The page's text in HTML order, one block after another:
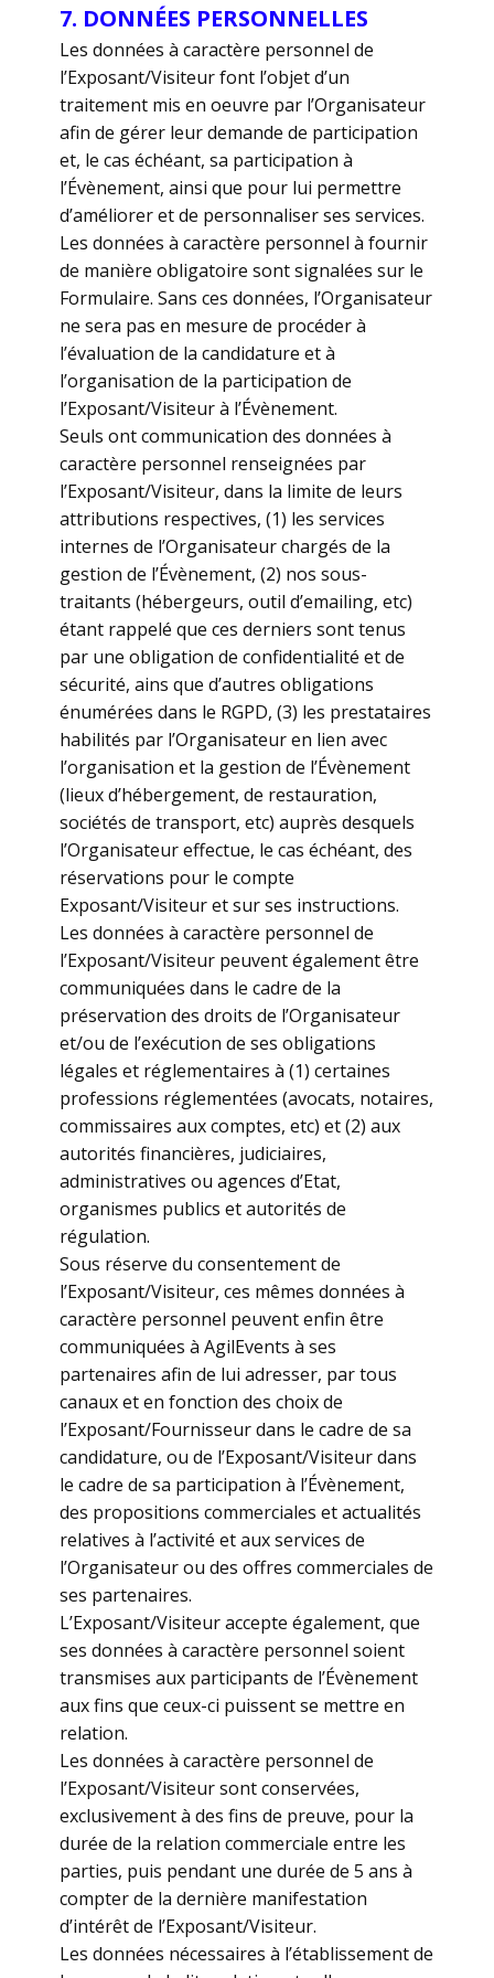
7. DONNÉES PERSONNELLES
Les données à caractère personnel de
l’Exposant/Visiteur font l’objet d’un
traitement mis en oeuvre par l’Organisateur
afin de gérer leur demande de participation
et, le cas échéant, sa participation à
l’Évènement, ainsi que pour lui permettre
d’améliorer et de personnaliser ses services.
Les données à caractère personnel à fournir
de manière obligatoire sont signalées sur le
Formulaire. Sans ces données, l’Organisateur
ne sera pas en mesure de procéder à
l’évaluation de la candidature et à
l’organisation de la participation de
l’Exposant/Visiteur à l’Évènement.
Seuls ont communication des données à
caractère personnel renseignées par
l’Exposant/Visiteur, dans la limite de leurs
attributions respectives, (1) les services
internes de l’Organisateur chargés de la
gestion de l’Évènement, (2) nos sous-
traitants (hébergeurs, outil d’emailing, etc)
étant rappelé que ces derniers sont tenus
par une obligation de confidentialité et de
sécurité, ains que d’autres obligations
énumérées dans le RGPD, (3) les prestataires
habilités par l’Organisateur en lien avec
l’organisation et la gestion de l’Évènement
(lieux d’hébergement, de restauration,
sociétés de transport, etc) auprès desquels
l’Organisateur effectue, le cas échéant, des
réservations pour le compte
Exposant/Visiteur et sur ses instructions.
Les données à caractère personnel de
l’Exposant/Visiteur peuvent également être
communiquées dans le cadre de la
préservation des droits de l’Organisateur
et/ou de l’exécution de ses obligations
légales et réglementaires à (1) certaines
professions réglementées (avocats, notaires,
commissaires aux comptes, etc) et (2) aux
autorités financières, judiciaires,
administratives ou agences d’Etat,
organismes publics et autorités de
régulation.
Sous réserve du consentement de
l’Exposant/Visiteur, ces mêmes données à
caractère personnel peuvent enfin être
communiquées à AgilEvents à ses
partenaires afin de lui adresser, par tous
canaux et en fonction des choix de
l’Exposant/Fournisseur dans le cadre de sa
candidature, ou de l’Exposant/Visiteur dans
le cadre de sa participation à l’Évènement,
des propositions commerciales et actualités
relatives à l’activité et aux services de
l’Organisateur ou des offres commerciales de
ses partenaires.
L’Exposant/Visiteur accepte également, que
ses données à caractère personnel soient
transmises aux participants de l’Évènement
aux fins que ceux-ci puissent se mettre en
relation.
Les données à caractère personnel de
l’Exposant/Visiteur sont conservées,
exclusivement à des fins de preuve, pour la
durée de la relation commerciale entre les
parties, puis pendant une durée de 5 ans à
compter de la dernière manifestation
d’intérêt de l’Exposant/Visiteur.
Les données nécessaires à l’établissement de